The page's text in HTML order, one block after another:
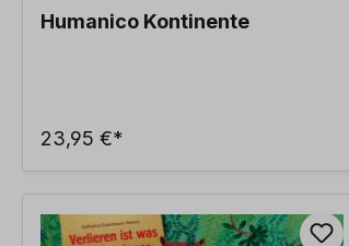
Humanico Kontinente
23,95 €*